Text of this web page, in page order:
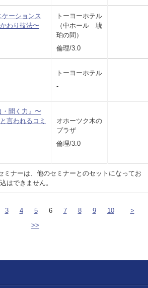
ミナーは、他のセミナーとのセットになってお
はできません。
ーションス
わり技法〜
トーヨーホテル
（中ホール 琥
珀の間）
倫理/3.0
トーヨーホテル
-
・聞く力』〜
言われるコミ
オホーツク木の
プラザ
倫理/3.0
3 4 5 6 7 8 9 10
>
>>